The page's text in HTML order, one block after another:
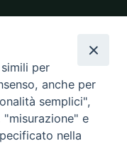
per
anche per
semplici",
e
nella